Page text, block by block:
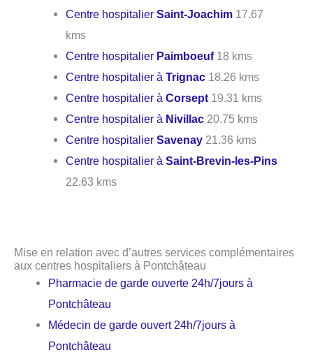
Centre hospitalierSaint-Joachim 17.67
kms
Centre hospitalier Paimboeuf18 kms
Centre hospitalier àTrignac 18.26 kms
Centre hospitalier àCorsept 19.31 kms
Centre hospitalier à Nivillac 20.75 kms
Centre hospitalierSavenay 21.36 kms
Centre hospitalier àSaint-Brevin-les-Pins
22.63 kms
Mise en relation avec d’autres services complémentaires
aux centres hospitaliers à Pontchâteau
Pharmacie de garde ouverte 24h/7jours à
Pontchâteau
Médecin de garde ouvert 24h/7jours à
Pontchâteau